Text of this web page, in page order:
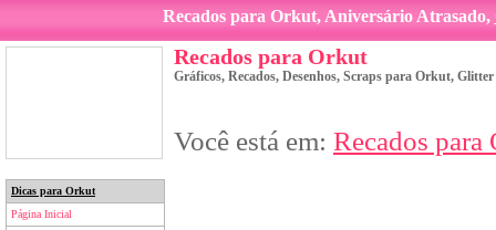
Recados para Orkut, Aniversário Atrasado,
Dicas para Orkut
Página Inicial
Recados para Orkut
Gráficos, Recados, Desenhos, Scraps para Orkut,
Você está em: Recados para